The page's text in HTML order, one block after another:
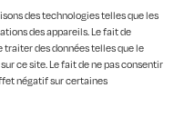
des technologies telles que les
des appareils. Le fait de
des données telles que le
ce site. Le fait de ne pas consentir
négatif sur certaines